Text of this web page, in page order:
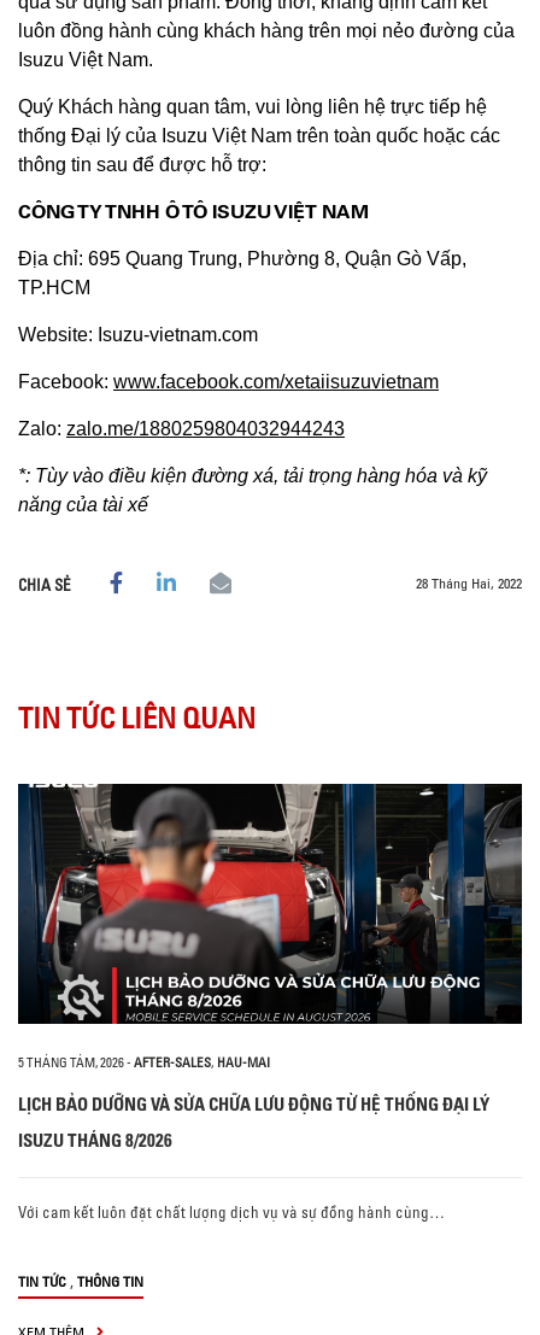
luôn đồng hành cùng khách hàng trên mọi nẻo đường của
Isuzu Việt Nam.
Quý Khách hàng quan tâm, vui lòng liên hệ trực tiếp hệ
thống Đại lý của Isuzu Việt Nam trên toàn quốc hoặc các
thông tin sau để được hỗ trợ:
CÔNG TY TNHH Ô TÔ ISUZU VIỆT NAM
Địa chỉ: 695 Quang Trung, Phường 8, Quận Gò Vấp,
TP.HCM
Website: Isuzu-vietnam.com
Facebook: www.facebook.com/xetaiisuzuvietnam
Zalo: zalo.me/1880259804032944243
*: Tùy vào điều kiện đường xá, tải trọng hàng hóa và kỹ
năng của tài xế
CHIA SẺ 28 Tháng Hai, 2022
TIN TỨC LIÊN QUAN
5 THÁNG TÁM, 2026- AFTER-SALES, HAU-MAI
LỊCH BẢO DƯỠNG VÀ SỬA CHỮA LƯU ĐỘNG TỪ HỆ THỐNG ĐẠI LÝ
ISUZU THÁNG 8/2026
Với cam kết luôn đặt chất lượng dịch vụ và sự đồng hành cùng…
TIN TỨC , THÔNG TIN